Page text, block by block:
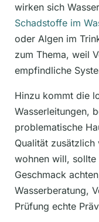
wirken sich
Schadstoffe im
oder Algen im
zum Thema, weil
empfindliche
Hinzu kommt die
Wasserleitungen,
problematische
Qualität zusätzlich
wohnen will,
Geschmack
Wasserberatung,
Prüfung echte